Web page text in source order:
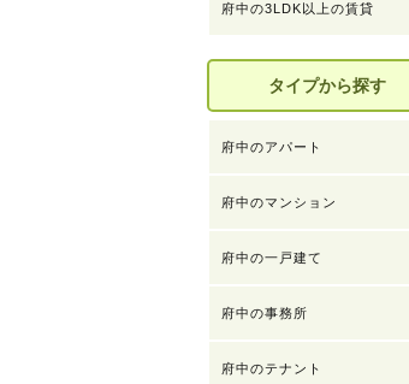
府中の3LDK以上の賃貸
タイプから探す
府中のアパート
府中のマンション
府中の一戸建て
府中の事務所
府中のテナント